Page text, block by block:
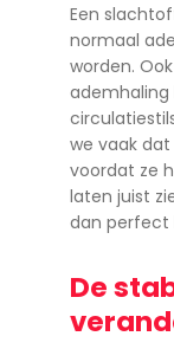
Een
normaal
worden.
we vaak
voordat ze
laten juist
dan perfect
De